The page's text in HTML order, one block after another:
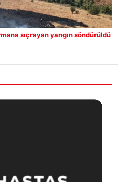
sıçrayan yangın söndürüldü